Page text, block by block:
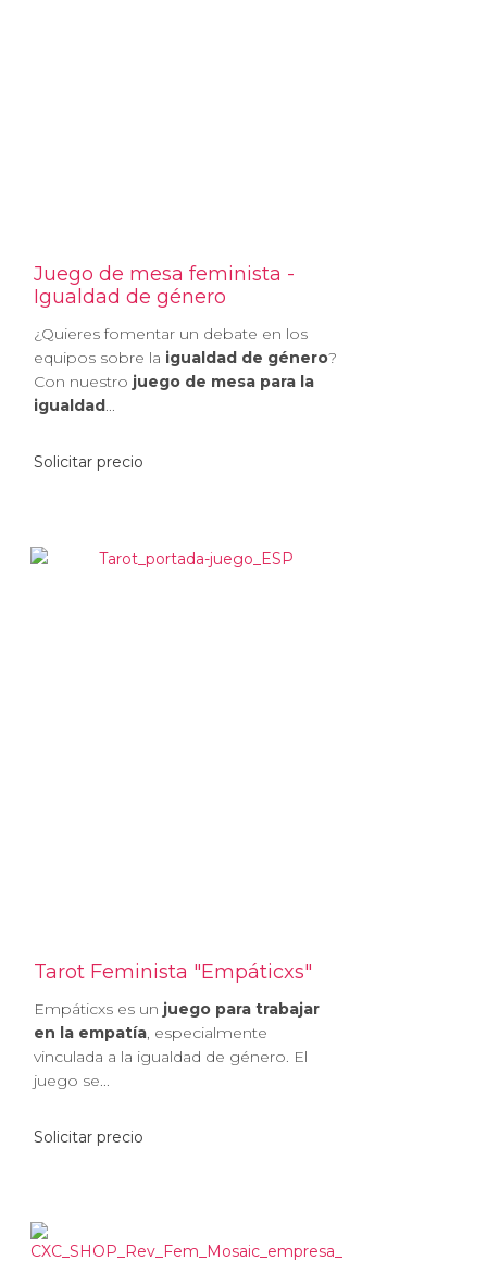
Juego de mesa feminista -
Igualdad de género
¿Quieres fomentar un debate en los
equipos sobre la igualdad de género?
Con nuestro juego de mesa para la
igualdad...
Solicitar precio
Tarot Feminista "Empáticxs"
Empáticxs es un juego para trabajar
en la empatía, especialmente
vinculada a la igualdad de género. El
juego se...
Solicitar precio